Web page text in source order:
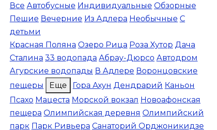
Все Автобусные Индивидуальные Обзорные
Пешие Вечерние Из Адлера Необычные С
детьми
Красная Поляна Озеро Рица Роза Хутор Дача
Сталина 33 водопада Абрау-Дюрсо Автодром
Агурские водопады В Адлере Воронцовские
пещеры
Еще Гора Ахун Дендрарий Каньон
Псахо Мацеста Морской вокзал Новоафонская
пещера Олимпийская деревня Олимпийский
парк Парк Ривьера Санаторий Орджоникидзе